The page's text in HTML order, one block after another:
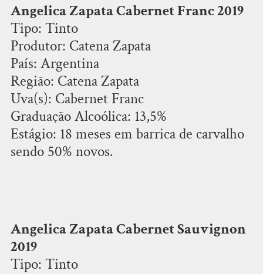
Angelica Zapata Cabernet Franc 2019
Tipo: Tinto
Produtor: Catena Zapata
País: Argentina
Região: Catena Zapata
Uva(s): Cabernet Franc
Graduação Alcoólica: 13,5%
Estágio: 18 meses em barrica de carvalho
sendo 50% novos.
Angelica Zapata Cabernet Sauvignon
2019
Tipo: Tinto